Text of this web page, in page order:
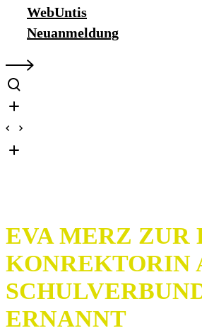
WebUntis
Neuanmeldung
EVA MERZ ZUR
KONREKTORIN
ERNANNT